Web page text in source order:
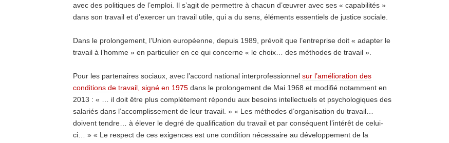
avec des politiques de l’emploi. Il s’agit de permettre à chacun d’œuvrer avec ses « capabilités »
dans son travail et d’exercer un travail utile, qui a du sens, éléments essentiels de justice sociale.
Dans le prolongement, l’Union européenne, depuis 1989, prévoit que l’entreprise doit « adapter le
travail à l’homme » en particulier en ce qui concerne « le choix… des méthodes de travail ».
Pour les partenaires sociaux, avec l’accord national interprofessionnel sur l’amélioration des
conditions de travail, signé en 1975 dans le prolongement de Mai 1968 et modifié notamment en
2013 : « … il doit être plus complètement répondu aux besoins intellectuels et psychologiques des
salariés dans l’accomplissement de leur travail. » « Les méthodes d’organisation du travail…
doivent tendre… à élever le degré de qualification du travail et par conséquent l’intérêt de celui-
ci… » « Le respect de ces exigences est une condition nécessaire au développement de la